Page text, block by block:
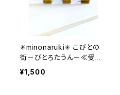
✳︎minonaruki✳︎ こびとの
街－びとろたうんー≪受注
生産≫
¥1,500